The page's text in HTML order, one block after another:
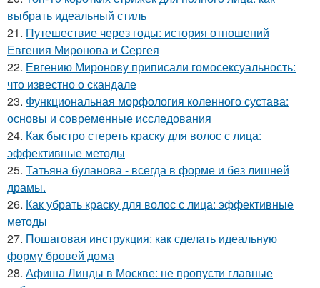
выбрать идеальный стиль
21. Путешествие через годы: история отношений
Евгения Миронова и Сергея
22. Евгению Миронову приписали гомосексуальность:
что известно о скандале
23. Функциональная морфология коленного сустава:
основы и современные исследования
24. Как быстро стереть краску для волос с лица:
эффективные методы
25. Татьяна буланова - всегда в форме и без лишней
драмы.
26. Как убрать краску для волос с лица: эффективные
методы
27. Пошаговая инструкция: как сделать идеальную
форму бровей дома
28. Афиша Линды в Москве: не пропусти главные